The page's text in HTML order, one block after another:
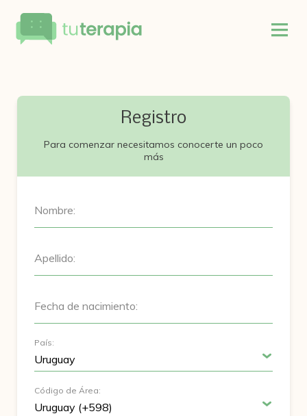
Registro
Para comenzar necesitamos conocerte un poco
más
Nombre:
Apellido:
Fecha de nacimiento:
País:
Código de Área: